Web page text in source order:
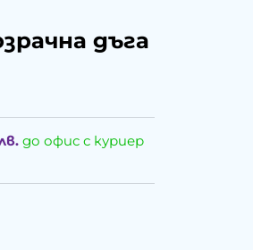
дъга
до офис с куриер